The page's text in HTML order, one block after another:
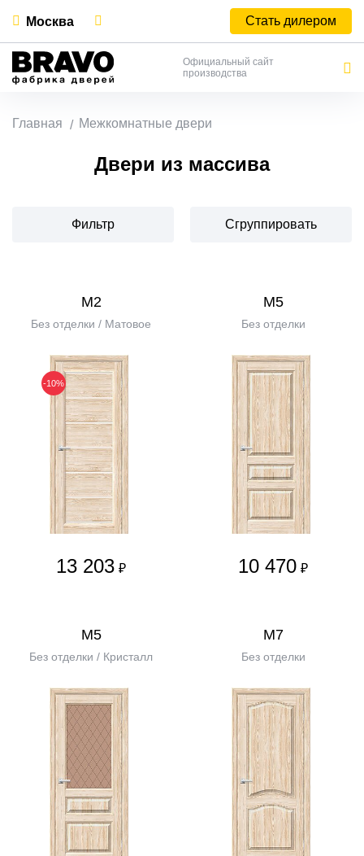
Москва Стать дилером
Официальный сайт
производства
Главная Межкомнатные двери
Двери из массива
Фильтр Сгруппировать
М2
Без отделки / Матовое
-10%
13 203 ₽
М5
Без отделки
10 470 ₽
М5
Без отделки / Кристалл
М7
Без отделки